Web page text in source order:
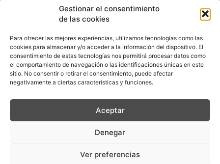
Gestionar el consentimiento
de las cookies
Para ofrecer las mejores experiencias, utilizamos tecnologías como las
cookies para almacenar y/o acceder a la información del dispositivo. El
consentimiento de estas tecnologías nos permitirá procesar datos como
el comportamiento de navegación o las identificaciones únicas en este
sitio. No consentir o retirar el consentimiento, puede afectar
negativamente a ciertas características y funciones.
Aceptar
Denegar
Ver preferencias
¡Bienvenidos a Entre7Calderos.com, el lugar donde la
gastronomía y la cultura culinaria se encuentran! Sumérgete
Contáctanos:info@entre7calderos.com
SÍGUENOS
Política de Privacidad
Descargo de Responsablilidad